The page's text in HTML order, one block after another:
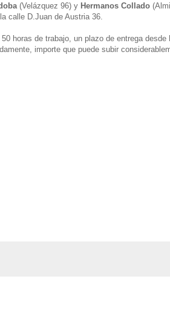
(Velázquez 96) y Hermanos Collado
calle D.Juan de Austria 36.
horas de trabajo, un plazo de entrega desde
importe que puede subir